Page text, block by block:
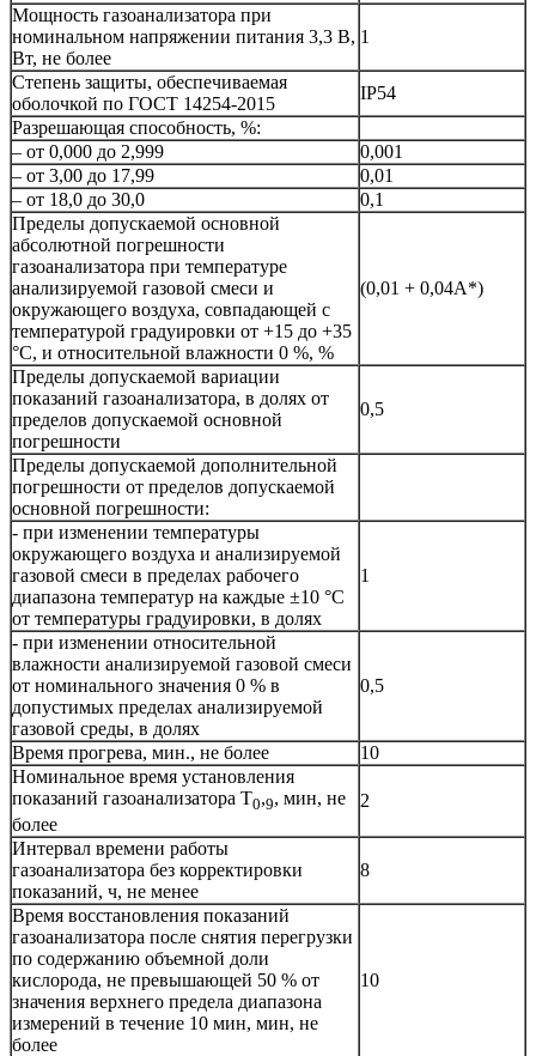
Мощность газоанализатора при
номинальном напряжении питания 3,3 В,
Вт, не более
1
Степень защиты, обеспечиваемая
оболочкой по ГОСТ 14254-2015
IP54
Разрешающая способность, %:
– от 0,000 до 2,999
0,001
– от 3,00 до 17,99
0,01
– от 18,0 до 30,0
0,1
Пределы допускаемой основной
абсолютной погрешности
газоанализатора при температуре
анализируемой газовой смеси и
окружающего воздуха, совпадающей с
температурой градуировки от +15 до +35
°С, и относительной влажности 0 %, %
(0,01 + 0,04А*)
Пределы допускаемой вариации
показаний газоанализатора, в долях от
пределов допускаемой основной
погрешности
0,5
Пределы допускаемой дополнительной
погрешности от пределов допускаемой
основной погрешности:
- при изменении температуры
окружающего воздуха и анализируемой
газовой смеси в пределах рабочего
диапазона температур на каждые ±10 °С
от температуры градуировки, в долях
1
- при изменении относительной
влажности анализируемой газовой смеси
от номинального значения 0 % в
допустимых пределах анализируемой
газовой среды, в долях
0,5
Время прогрева, мин., не более
10
Номинальное время установления
показаний газоанализатора Т0,9, мин, не
более
2
Интервал времени работы
газоанализатора без корректировки
показаний, ч, не менее
8
Время восстановления показаний
газоанализатора после снятия перегрузки
по содержанию объемной доли
кислорода, не превышающей 50 % от
значения верхнего предела диапазона
измерений в течение 10 мин, мин, не
более
10